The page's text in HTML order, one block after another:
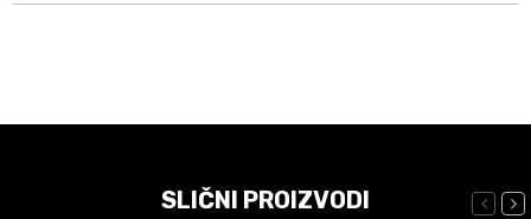
SLIČNI PROIZVODI